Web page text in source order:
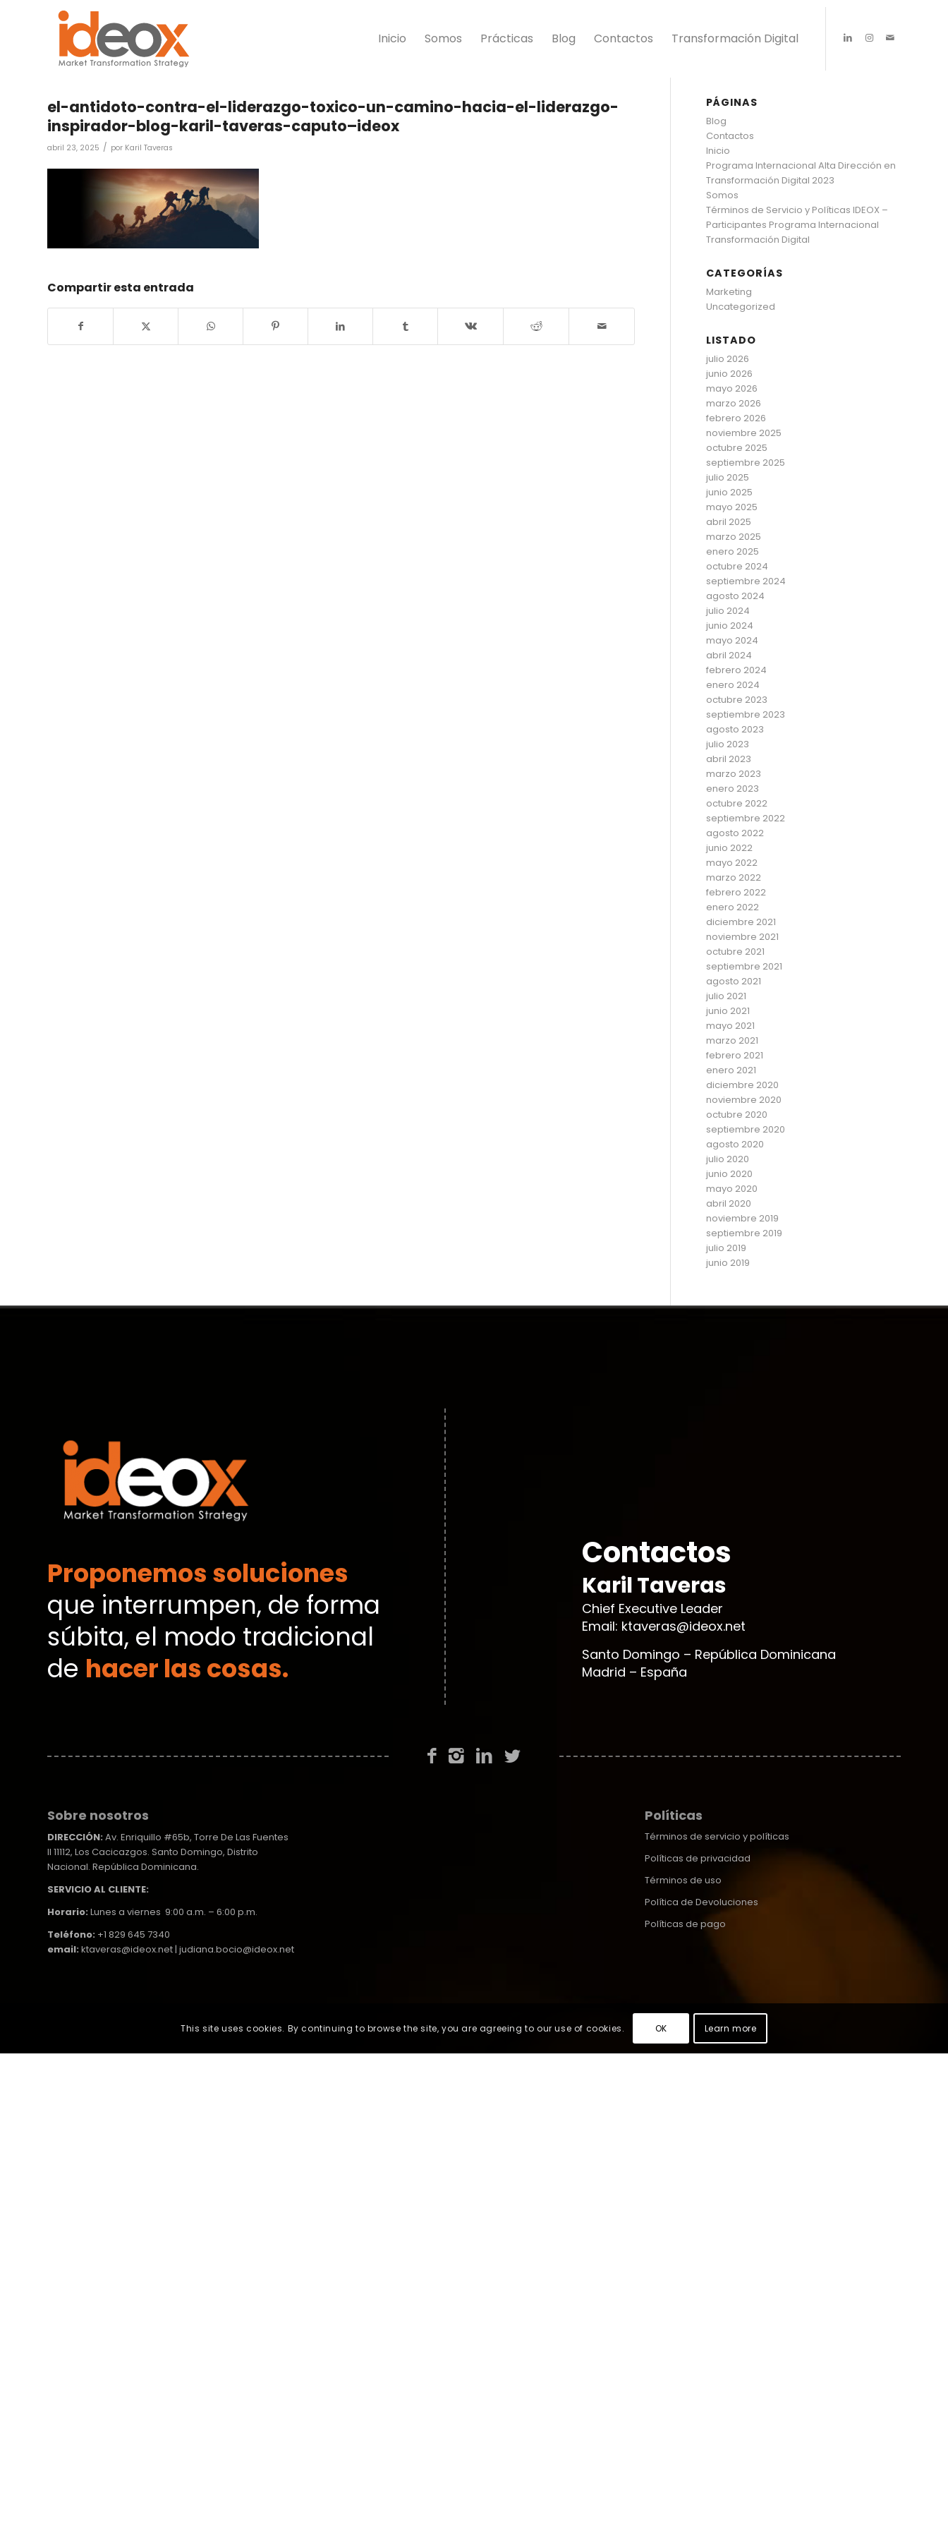
Inicio Somos Prácticas Blog Contactos Transformación Digital
el-antidoto-contra-el-liderazgo-toxico-un-camino-hacia-el-liderazgo-
inspirador-blog-karil-taveras-caputo–ideox
abril 23, 2025 / por Karil Taveras
Compartir esta entrada
PÁGINAS
Blog
Contactos
Inicio
Programa Internacional Alta Dirección en
Transformación Digital 2023
Somos
Términos de Servicio y Políticas IDEOX –
Participantes Programa Internacional
Transformación Digital
CATEGORÍAS
Marketing
Uncategorized
LISTADO
julio 2026
junio 2026
mayo 2026
marzo 2026
febrero 2026
noviembre 2025
octubre 2025
septiembre 2025
julio 2025
junio 2025
mayo 2025
abril 2025
marzo 2025
enero 2025
octubre 2024
septiembre 2024
agosto 2024
julio 2024
junio 2024
mayo 2024
abril 2024
febrero 2024
enero 2024
octubre 2023
septiembre 2023
agosto 2023
julio 2023
abril 2023
marzo 2023
enero 2023
octubre 2022
septiembre 2022
agosto 2022
junio 2022
mayo 2022
marzo 2022
febrero 2022
enero 2022
diciembre 2021
noviembre 2021
octubre 2021
septiembre 2021
agosto 2021
julio 2021
junio 2021
mayo 2021
marzo 2021
febrero 2021
enero 2021
diciembre 2020
noviembre 2020
octubre 2020
septiembre 2020
agosto 2020
julio 2020
junio 2020
mayo 2020
abril 2020
noviembre 2019
septiembre 2019
julio 2019
junio 2019
Proponemos soluciones
que interrumpen, de forma
súbita, el modo tradicional
de hacer las cosas.
Contactos
Karil Taveras
Chief Executive Leader
Email: ktaveras@ideox.net
Santo Domingo – República Dominicana
Madrid – España
Sobre nosotros
DIRECCIÓN: Av. Enriquillo #65b, Torre De Las Fuentes
II 11112, Los Cacicazgos. Santo Domingo, Distrito
Nacional. República Dominicana.
SERVICIO AL CLIENTE:
Horario: Lunes a viernes 9:00 a.m. – 6:00 p.m.
Teléfono: +1 829 645 7340
email: ktaveras@ideox.net | judiana.bocio@ideox.net
Políticas
Términos de servicio y políticas
Políticas de privacidad
Términos de uso
Política de Devoluciones
Políticas de pago
This site uses cookies. By continuing to browse the site, you are agreeing to our use of cookies. OK Learn more